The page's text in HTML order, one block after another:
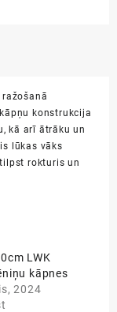
konstrukcija
kā arī ātrāku un
lūkas vāks
rokturis un
LWK
kāpnes
2024